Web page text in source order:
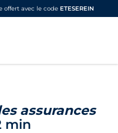
offert avec le code ETESEREIN
assurances
min